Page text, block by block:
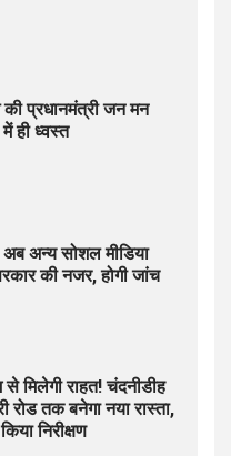
प्रधानमंत्री जन मन
ही ध्वस्त
अन्य सोशल मीडिया
की नजर, होगी जांच
से मिलेगी राहत! चंदनीडीह
रोड तक बनेगा नया रास्ता,
निरीक्षण